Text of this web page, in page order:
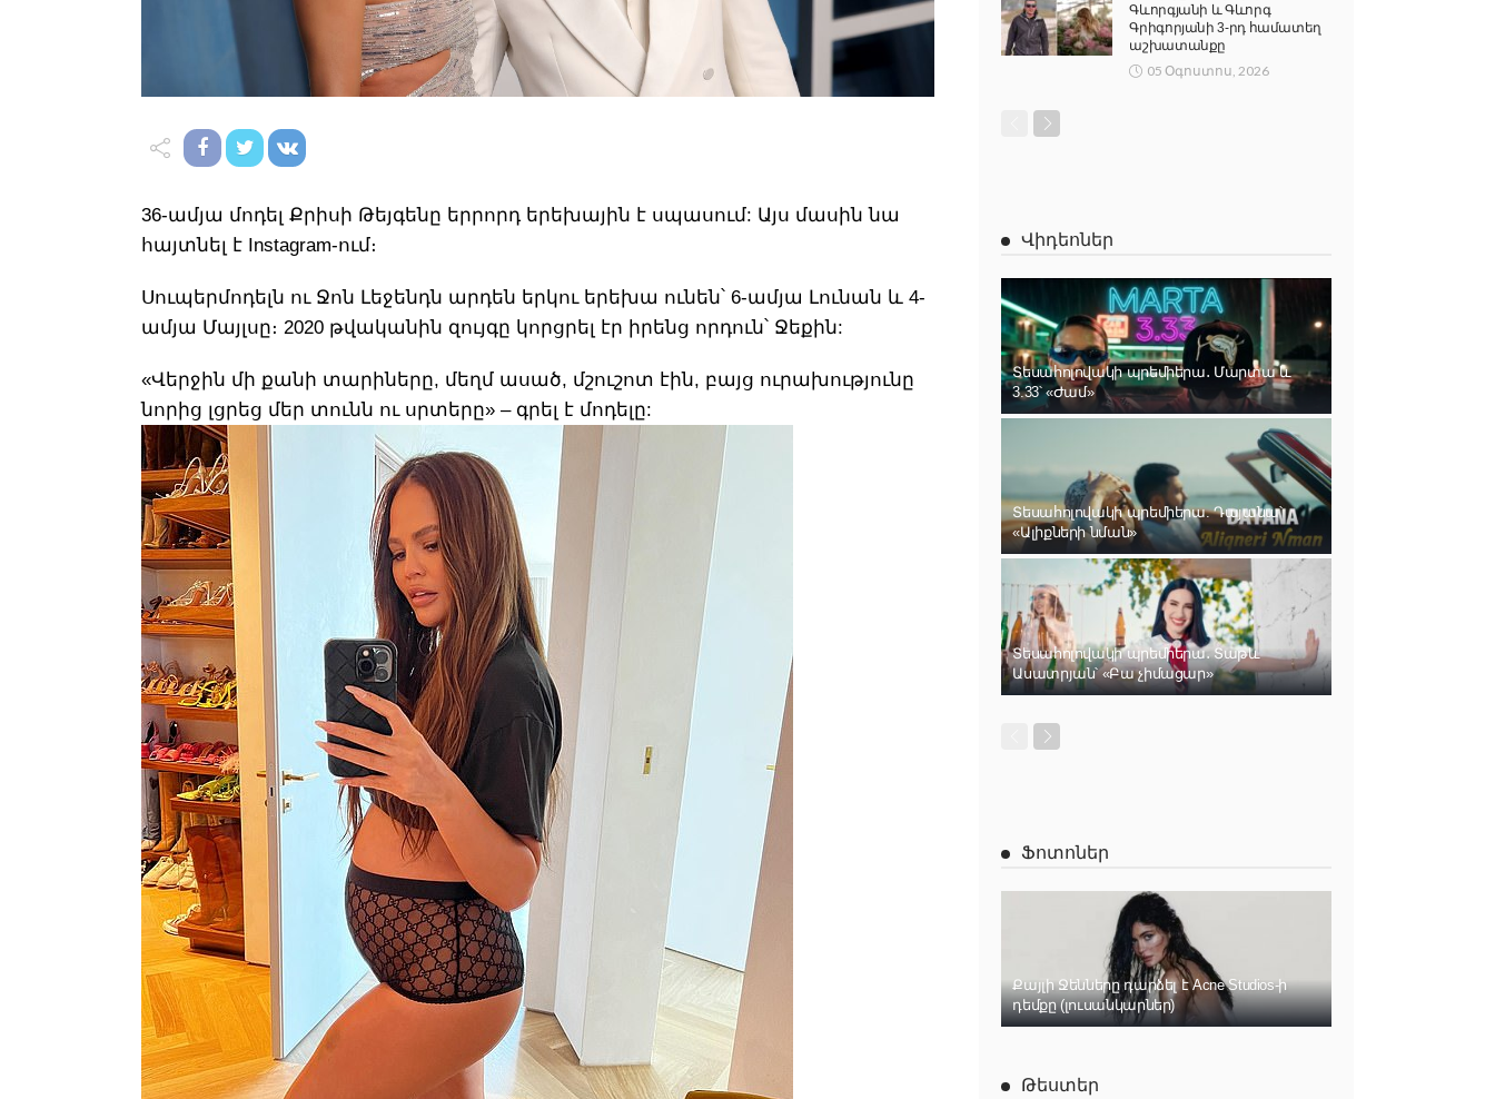
36-ամյա մոդել Քրիսի Թեյգենը երրորդ երեխային է սպասում: Այս մասին նա
հայտնել է Instagram-ում։
Սուպերմոդելն ու Ջոն Լեջենդն արդեն երկու երեխա ունեն՝ 6-ամյա Լունան և 4-
ամյա Մայլսը։ 2020 թվականին զույգը կորցրել էր իրենց որդուն՝ Ջեքին:
«Վերջին մի քանի տարիները, մեղմ ասած, մշուշոտ էին, բայց ուրախությունը
նորից լցրեց մեր տունն ու սրտերը» – գրել է մոդելը:
Գևորգյանի և Գևորգ
Գրիգորյանի 3-րդ համատեղ
աշխատանքը
05 Օգոստոս, 2026
Վիդեոներ
Տեսահոլովակի պրեմիերա․ Մարտա և
3.33՝ «Ժամ»
Տեսահոլովակի պրեմիերա. Դայանա՝
«Ալիքների նման»
Տեսահոլովակի պրեմիերա․ Տաթև
Ասատրյան՝ «Բա չիմացար»
Ֆոտոներ
Քայլի Ջենները դարձել է Acne Studios-ի
դեմքը (լուսանկարներ)
Թեստեր